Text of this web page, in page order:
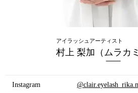
アイラッシュアーティスト
村上 梨加（ムラカ
Instagram